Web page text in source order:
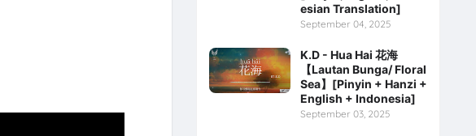
esian Translation]
September 04, 2025
K.D - Hua Hai 花海
【Lautan Bunga/ Floral
Sea】[Pinyin + Hanzi +
English + Indonesia]
September 03, 2025